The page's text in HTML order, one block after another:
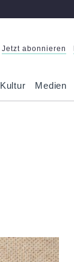
Jetzt abonnieren
Kultur Medien